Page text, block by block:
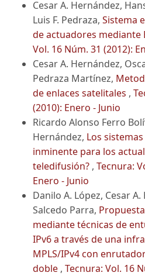
Cesar A. Hernández,
Luis F. Pedraza, Sistema
de actuadores mediante
Vol. 16 Núm. 31 (2012):
Cesar A. Hernández,
Pedraza Martínez,
de enlaces satelitales ,
(2010): Enero - Junio
Ricardo Alonso Ferro
Hernández, Los
inminente para los
teledifusión? , Tecnura:
Enero - Junio
Danilo A. López, Cesar
Salcedo Parra,
mediante técnicas de
IPv6 a través de una
MPLS/IPv4 con
doble , Tecnura: Vol. 16